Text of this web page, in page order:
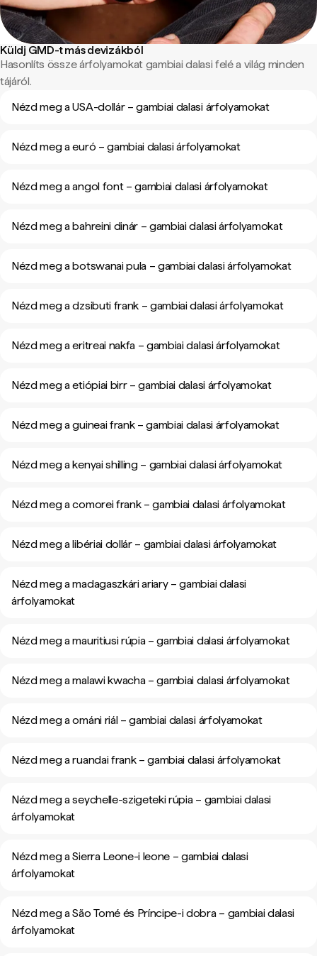
Küldj GMD-t más devizákból
Hasonlíts össze árfolyamokat gambiai dalasi felé a világ minden
tájáról.
Nézd meg a USA-dollár – gambiai dalasi árfolyamokat
Nézd meg a euró – gambiai dalasi árfolyamokat
Nézd meg a angol font – gambiai dalasi árfolyamokat
Nézd meg a bahreini dinár – gambiai dalasi árfolyamokat
Nézd meg a botswanai pula – gambiai dalasi árfolyamokat
Nézd meg a dzsibuti frank – gambiai dalasi árfolyamokat
Nézd meg a eritreai nakfa – gambiai dalasi árfolyamokat
Nézd meg a etiópiai birr – gambiai dalasi árfolyamokat
Nézd meg a guineai frank – gambiai dalasi árfolyamokat
Nézd meg a kenyai shilling – gambiai dalasi árfolyamokat
Nézd meg a comorei frank – gambiai dalasi árfolyamokat
Nézd meg a libériai dollár – gambiai dalasi árfolyamokat
Nézd meg a madagaszkári ariary – gambiai dalasi
árfolyamokat
Nézd meg a mauritiusi rúpia – gambiai dalasi árfolyamokat
Nézd meg a malawi kwacha – gambiai dalasi árfolyamokat
Nézd meg a ománi riál – gambiai dalasi árfolyamokat
Nézd meg a ruandai frank – gambiai dalasi árfolyamokat
Nézd meg a seychelle-szigeteki rúpia – gambiai dalasi
árfolyamokat
Nézd meg a Sierra Leone-i leone – gambiai dalasi
árfolyamokat
Nézd meg a São Tomé és Príncipe-i dobra – gambiai dalasi
árfolyamokat